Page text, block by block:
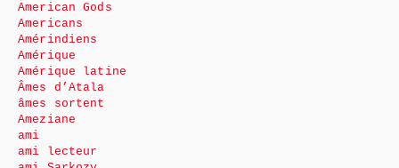
American Gods
Americans
Amérindiens
Amérique
Amérique latine
Âmes d’Atala
âmes sortent
Ameziane
ami
ami lecteur